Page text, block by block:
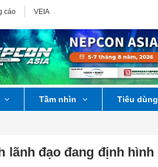
cáo VEIA
Tầm nhìn Tiêu dùng
lãnh đạo đang định hình